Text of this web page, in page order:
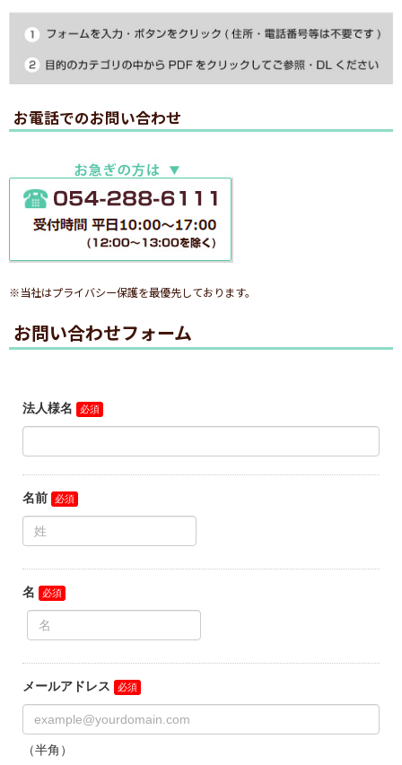
お電話でのお問い合わせ
※当社はプライバシー保護を最優先しております。
お問い合わせフォーム